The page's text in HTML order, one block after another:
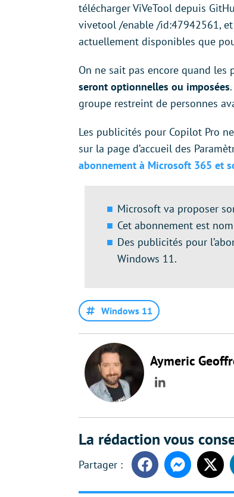
télécharger ViVeTool depuis
vivetool /enable /id:47942561,
actuellement disponibles que
On ne sait pas encore quand
seront optionnelles ou imposées
groupe restreint de personnes
Les publicités pour Copilot Pro
sur la page d’accueil des
abonnement à Microsoft 365 et
Microsoft va proposer
Cet abonnement est
Des publicités pour
Windows 11.
Windows 11
Aymeric
LinkedIn
La rédaction vous
FacebookMessenger